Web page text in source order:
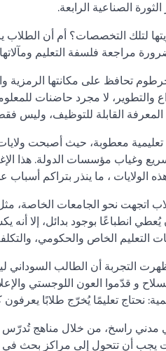
الصناعية الرابعة.
لتلك التخصصات؟ أم أن
مراجعة فلسفة التعليم ومآلاتها
تحافظ على مكانتها الرمزية
والتطوير، لا مجرد حاضنات
المعرفة القابلة للتوظيف، وليس
معطوبة، حيث أصبحت
وغياب مؤسسات الدولة. هذا
الولايات ، ما ينذر بتراكم
اتجهت نحو الجامعات الخاصة،
يُعطي انطباعًا بوجود بدائل،
التعليم الخاص والحكومي،
التجربة أن الطالب السوداني
و قدّموا العون اللوجستي
نحتاج تعليمًا يُخرّج طلابًا
راسخ، من خلال مناهج تُدرّس
يجب أن تتحول إلى مراكز بحث في